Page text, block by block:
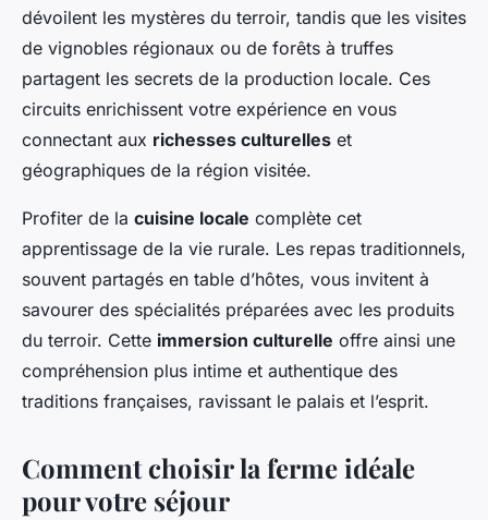
dévoilent les mystères du terroir, tandis que les visites
de vignobles régionaux ou de forêts à truffes
partagent les secrets de la production locale. Ces
circuits enrichissent votre expérience en vous
connectant aux richesses culturelles et
géographiques de la région visitée.
Profiter de la cuisine locale complète cet
apprentissage de la vie rurale. Les repas traditionnels,
souvent partagés en table d’hôtes, vous invitent à
savourer des spécialités préparées avec les produits
du terroir. Cette immersion culturelle offre ainsi une
compréhension plus intime et authentique des
traditions françaises, ravissant le palais et l’esprit.
Comment choisir la ferme idéale
pour votre séjour